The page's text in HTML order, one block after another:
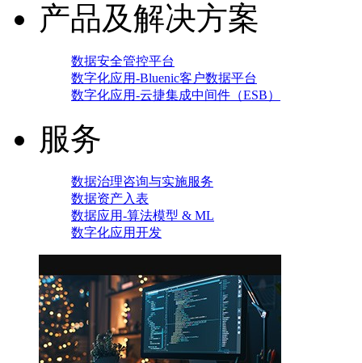
产品及解决方案
数据安全管控平台
数字化应用-Bluenic客户数据平台
数字化应用-云捷集成中间件（ESB）
服务
数据治理咨询与实施服务
数据资产入表
数据应用-算法模型 & ML
数字化应用开发